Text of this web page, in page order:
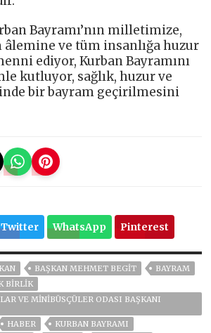
Bayramı’nın milletimize,
ve tüm insanlığa huzur
ediyor, Kurban Bayramını
kutluyor, sağlık, huzur ve
bir bayram geçirilmesini
Twitter WhatsApp Pinterest
BAŞKAN MEHMET BEGİT
BAYRAM
BİRLİK
VE MINIBÜSÇÜLER ODASI BAŞKANI
HABER
KURBAN BAYRAMI